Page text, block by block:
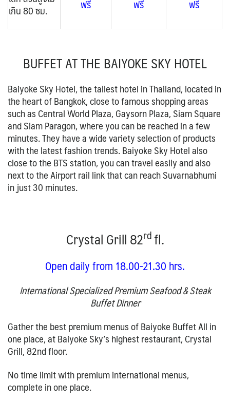
เกิน 80 ซม. ฟรี ฟรี ฟรี
BUFFET AT THE BAIYOKE SKY HOTEL
Baiyoke Sky Hotel, the tallest hotel in Thailand, located in
the heart of Bangkok, close to famous shopping areas
such as Central World Plaza, Gaysorn Plaza, Siam Square
and Siam Paragon, where you can be reached in a few
minutes. They have a wide variety selection of products
with the latest fashion trends. Baiyoke Sky Hotel also
close to the BTS station, you can travel easily and also
next to the Airport rail link that can reach Suvarnabhumi
in just 30 minutes.
Crystal Grill 82rdfl.
Open daily from 18.00-21.30 hrs.
International Specialized Premium Seafood & Steak
Buffet Dinner
Gather the best premium menus of Baiyoke Buffet All in
one place, at Baiyoke Sky’s highest restaurant, Crystal
Grill, 82nd floor.
No time limit with premium international menus,
complete in one place.